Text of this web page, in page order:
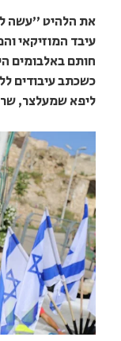
את הלהיט "עשה
עיבד המוזיקאי
חותם באלבומים
כשכתב עיבודים
ליפא שמעלצר,